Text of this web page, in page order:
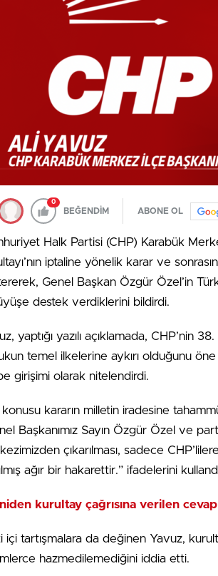
0
BEĞENDİM ABONE OL
Halk Partisi (CHP) Karabük
iptaline yönelik karar ve
Genel Başkan Özgür Özel’in
destek verdiklerini bildirdi.
yaptığı yazılı açıklamada, CHP’nin
temel ilkelerine aykırı olduğunu
girişimi olarak nitelendirdi.
konusu kararın milletin iradesine
Başkanımız Sayın Özgür Özel ve
çıkarılması, sadece
ağır bir hakarettir.” ifadelerini
kurultay çağrısına verilen
içi tartışmalara da değinen Yavuz,
hazmedilemediğini iddia etti.